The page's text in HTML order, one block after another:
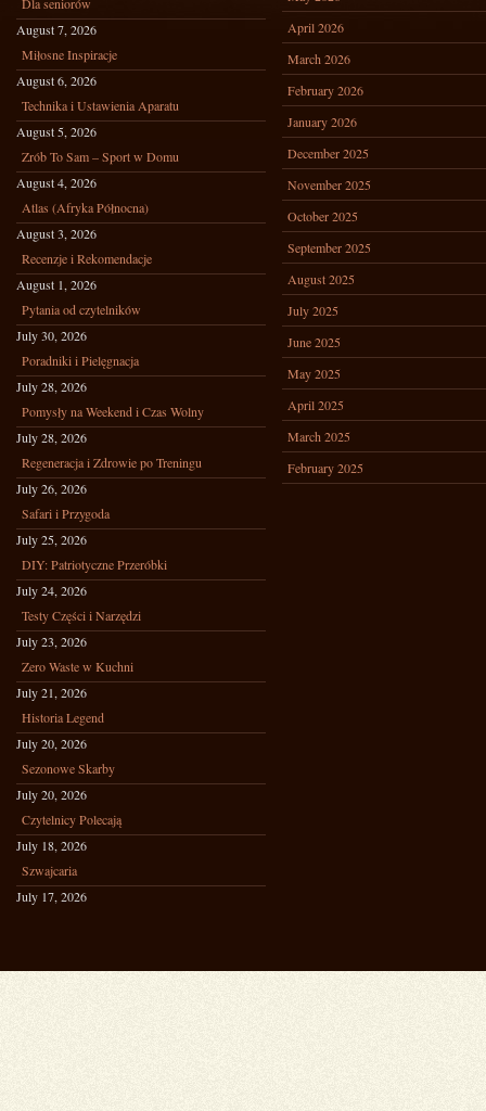
August 7, 2026
Miłosne Inspiracje
August 6, 2026
Technika i Ustawienia Aparatu
August 5, 2026
Zrób To Sam – Sport w Domu
August 4, 2026
Atlas (Afryka Północna)
August 3, 2026
Recenzje i Rekomendacje
August 1, 2026
Pytania od czytelników
July 30, 2026
Poradniki i Pielęgnacja
July 28, 2026
Pomysły na Weekend i Czas Wolny
July 28, 2026
Regeneracja i Zdrowie po Treningu
July 26, 2026
Safari i Przygoda
July 25, 2026
DIY: Patriotyczne Przeróbki
July 24, 2026
Testy Części i Narzędzi
July 23, 2026
Zero Waste w Kuchni
July 21, 2026
Historia Legend
July 20, 2026
Sezonowe Skarby
July 20, 2026
Czytelnicy Polecają
July 18, 2026
Szwajcaria
July 17, 2026
April 2026
March 2026
February 2026
January 2026
December 2025
November 2025
October 2025
September 2025
August 2025
July 2025
June 2025
May 2025
April 2025
March 2025
February 2025